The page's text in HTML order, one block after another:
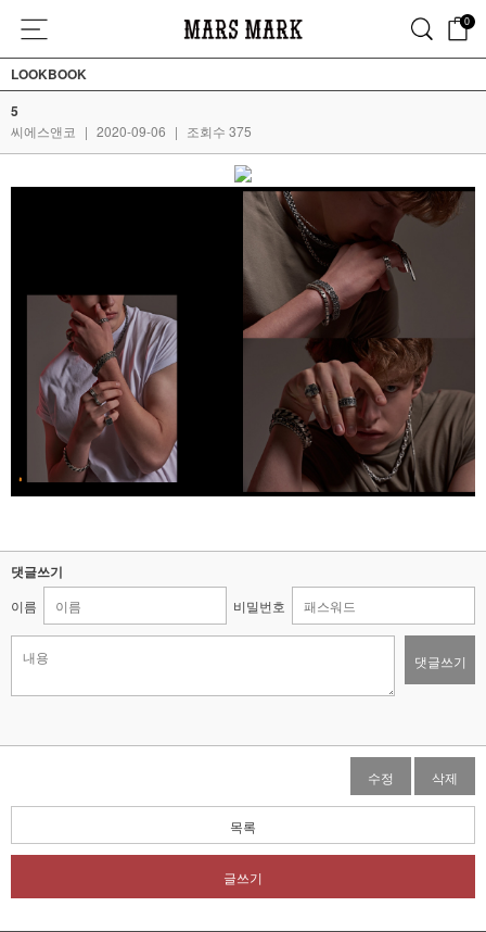
0
LOOKBOOK
5
씨에스앤코 | 2020-09-06 | 조회수 375
댓글쓰기
이름 비밀번호
댓글쓰기
수정 삭제
목록
글쓰기